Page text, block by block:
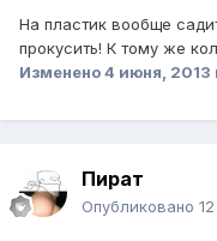
На пластик вообще
прокусить! К тому же
Изменено4 июня, 2013
Пират
Опубликовано